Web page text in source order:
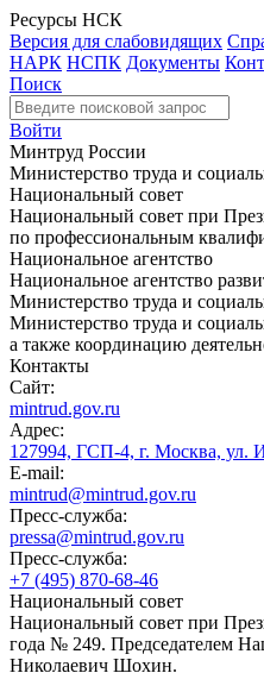
Ресурсы НСК
Версия для слабовидящих
НАРК НСПК Документы
Поиск
Войти
Минтруд России
Министерство труда и
Национальный совет
Национальный совет при
по профессиональным
Национальное агентство
Национальное агентство
Министерство труда и
Министерство труда и
а также координацию
Контакты
Сайт:
mintrud.gov.ru
Адрес:
127994, ГСП-4, г. Москва, ул.
E-mail:
mintrud@mintrud.gov.ru
Пресс-служба:
pressa@mintrud.gov.ru
Пресс-служба:
+7 (495) 870-68-46
Национальный совет
Национальный совет при
года № 249. Председателем
Николаевич Шохин.